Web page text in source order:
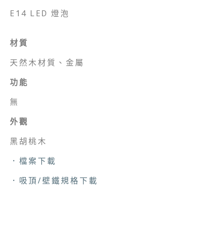
E14 LED 燈泡
材質
天然木材質、金屬
功能
無
外觀
黑胡桃木
．檔案下載
．吸頂/壁鐵規格下載